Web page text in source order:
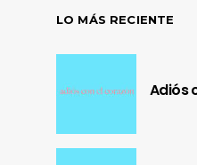
LO MÁS RECIENTE
Adiós